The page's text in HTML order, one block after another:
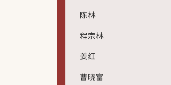
陈林
程宗林
姜红
曹晓富